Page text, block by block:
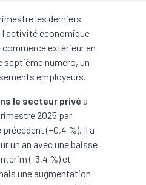
les derniers
économique
extérieur en
septième numéro, un
employeurs.
le secteur privé a
2025 par
(+0,4 %). Il a
un an avec une baisse
(-3,4 %) et
une augmentation